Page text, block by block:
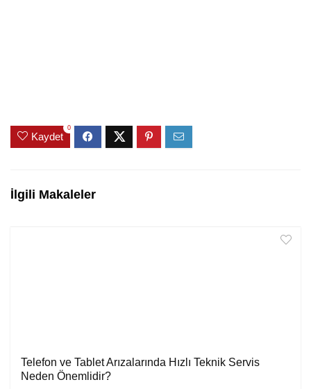
Kaydet
0
İlgili Makaleler
Telefon ve Tablet Arızalarında Hızlı Teknik Servis
Neden Önemlidir?